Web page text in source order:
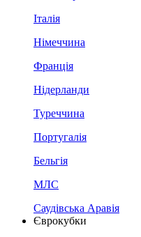
Італія
Німеччина
Франція
Нідерланди
Туреччина
Португалія
Бельгія
МЛС
Саудівська Аравія
Єврокубки